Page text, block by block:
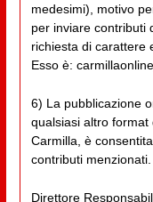
medesimi), motivo
per inviare contributi
richiesta di carattere
Esso è:
6) La pubblicazione
qualsiasi altro format
Carmilla, è
contributi menzionati.
Direttore